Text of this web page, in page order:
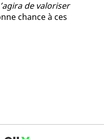
de valoriser
chance à ces